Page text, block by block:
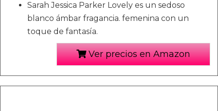
Sarah Jessica Parker Lovely es un sedoso
blanco ámbar fragancia. femenina con un
toque de fantasía.
Ver precios en Amazon